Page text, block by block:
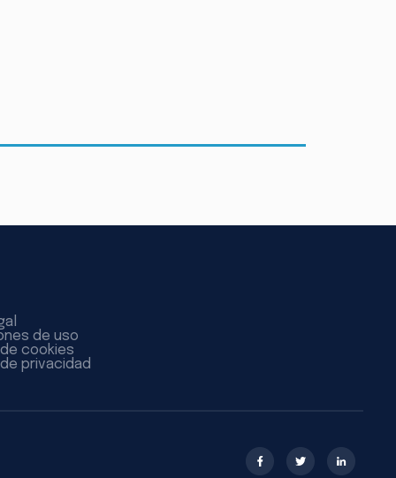
de uso
cookies
privacidad